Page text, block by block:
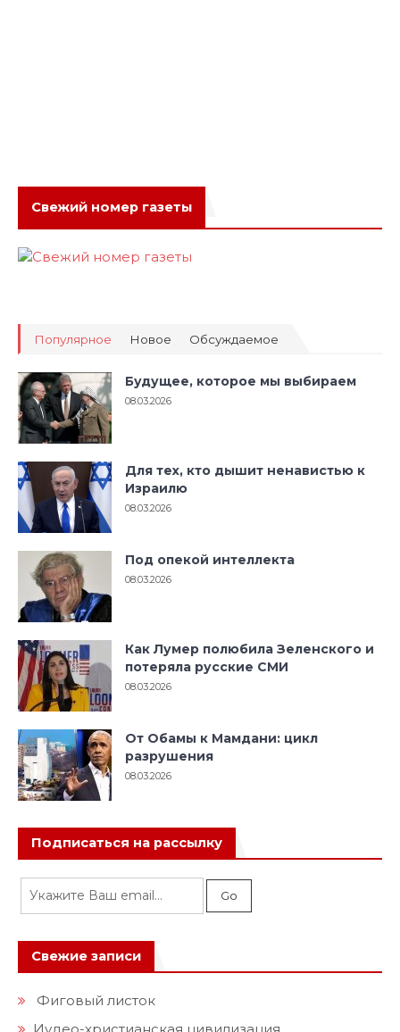
Свежий номер газеты
Популярное Новое Обсуждаемое
Будущее, которое мы выбираем
08.03.2026
Для тех, кто дышит ненавистью к
Израилю
08.03.2026
Под опекой интеллекта
08.03.2026
Как Лумер полюбила Зеленского и
потеряла русские СМИ
08.03.2026
От Обамы к Мамдани: цикл
разрушения
08.03.2026
Подписаться на рассылку
Свежие записи
Фиговый листок
Иудео-христианская цивилизация